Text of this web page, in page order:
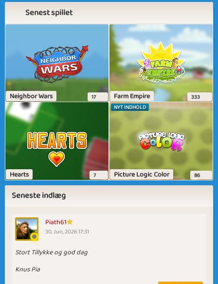
Senest spillet
Neighbor Wars 17 Farm Empire 333
Hearts 7
NYT INDHOLD
Picture Logic Color 86
Seneste indlæg
Piath61
30. Jun, 2026 17:31
Stort Tillykke og god dag
Knus Pia